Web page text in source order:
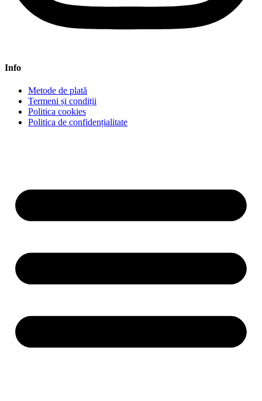
Info
Metode de plată
Termeni și condiții
Politica cookies
Politica de confidențialitate